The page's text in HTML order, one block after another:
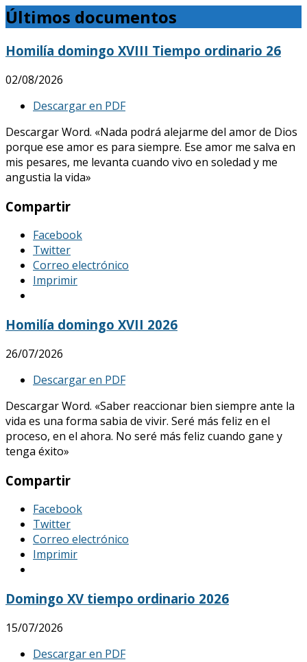
Últimos documentos
Homilía domingo XVIII Tiempo ordinario 26
02/08/2026
Descargar en PDF
Descargar Word. «Nada podrá alejarme del amor de Dios
porque ese amor es para siempre. Ese amor me salva en
mis pesares, me levanta cuando vivo en soledad y me
angustia la vida»
Compartir
Facebook
Twitter
Correo electrónico
Imprimir
Homilía domingo XVII 2026
26/07/2026
Descargar en PDF
Descargar Word. «Saber reaccionar bien siempre ante la
vida es una forma sabia de vivir. Seré más feliz en el
proceso, en el ahora. No seré más feliz cuando gane y
tenga éxito»
Compartir
Facebook
Twitter
Correo electrónico
Imprimir
Domingo XV tiempo ordinario 2026
15/07/2026
Descargar en PDF